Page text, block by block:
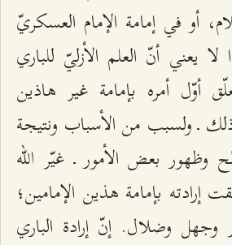
أو في إمامة الإمام العسكريّ
يعني أنّ العلم الأزليّ للباري
أوّل أمره بإمامة غير هاذين
ـ ولسبب من الأسباب ونتيجة
وظهور بعض الأمور ـ غيّر الله
إرادته بإمامة هذين الإمامين؛
وجهل وضلال. إنّ إرادة الباري